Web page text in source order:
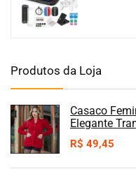
Produtos da Loja
Casaco
Elegante
R$ 49,45